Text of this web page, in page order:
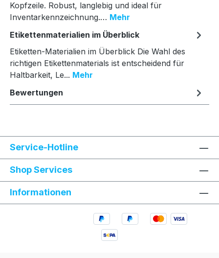
Kopfzeile. Robust, langlebig und ideal für
Inventarkennzeichnung.… Mehr
Etikettenmaterialien im Überblick
Etiketten-Materialien im Überblick Die Wahl des
richtigen Etikettenmaterials ist entscheidend für
Haltbarkeit, Le... Mehr
Bewertungen
Service-Hotline
Shop Services
Informationen